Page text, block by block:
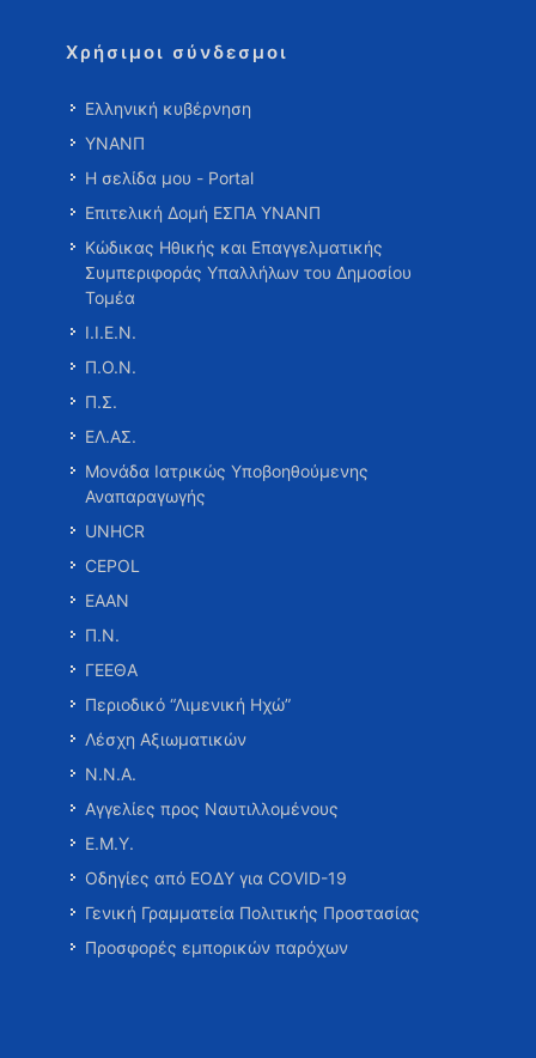
Χρήσιμοι σύνδεσμοι
Ελληνική κυβέρνηση
ΥΝΑΝΠ
Η σελίδα μου - Portal
Επιτελική Δομή ΕΣΠΑ ΥΝΑΝΠ
Κώδικας Ηθικής και Επαγγελματικής
Συμπεριφοράς Υπαλλήλων του Δημοσίου
Τομέα
Ι.Ι.Ε.Ν.
Π.Ο.Ν.
Π.Σ.
ΕΛ.ΑΣ.
Μονάδα Ιατρικώς Υποβοηθούμενης
Αναπαραγωγής
UNHCR
CEPOL
ΕΑΑΝ
Π.Ν.
ΓΕΕΘΑ
Περιοδικό “Λιμενική Ηχώ”
Λέσχη Αξιωματικών
Ν.Ν.Α.
Αγγελίες προς Ναυτιλλομένους
Ε.Μ.Υ.
Οδηγίες από ΕΟΔΥ για COVID-19
Γενική Γραμματεία Πολιτικής Προστασίας
Προσφορές εμπορικών παρόχων